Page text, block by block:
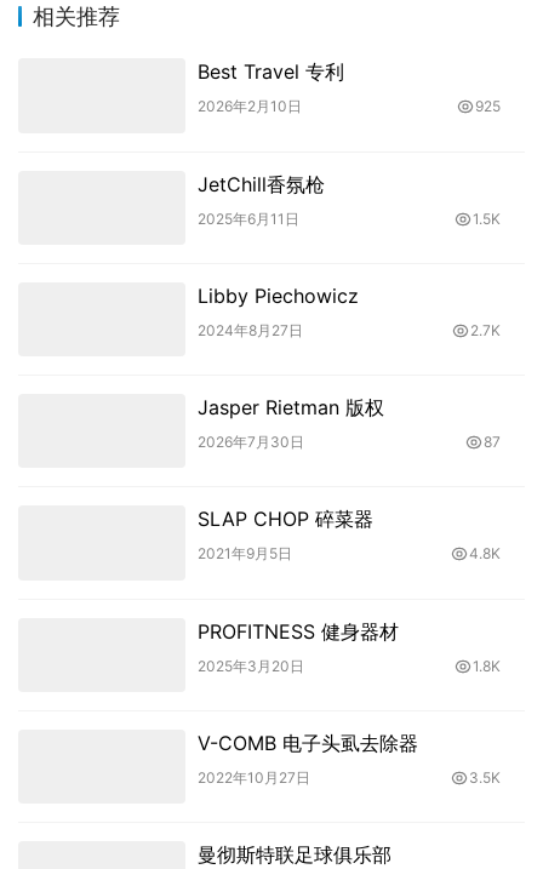
相关推荐
Best Travel 专利
2026年2月10日 925
JetChill香氛枪
2025年6月11日 1.5K
Libby Piechowicz
2024年8月27日 2.7K
Jasper Rietman 版权
2026年7月30日 87
SLAP CHOP 碎菜器
2021年9月5日 4.8K
PROFITNESS 健身器材
2025年3月20日 1.8K
V-COMB 电子头虱去除器
2022年10月27日 3.5K
曼彻斯特联足球俱乐部